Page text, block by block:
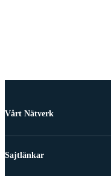
Vårt Nätverk
Sajtlänkar